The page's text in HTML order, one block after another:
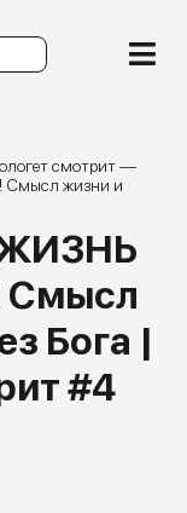
смотрит—
жизни и
Бога |
#4